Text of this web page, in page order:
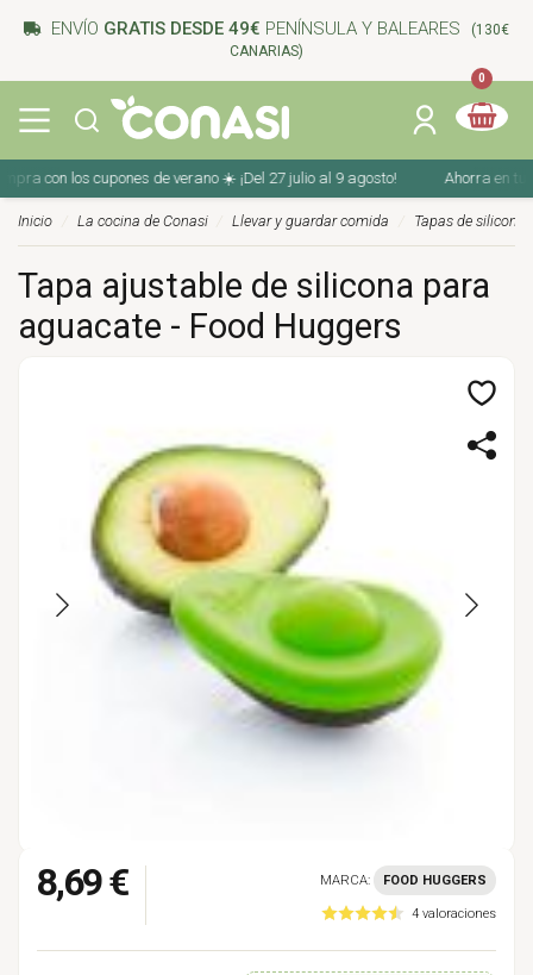
ENVÍO GRATIS DESDE 49€ PENÍNSULA Y BALEARES
(130€
CANARIAS)
0
con los cupones de verano ☀️ ¡Del 27 julio al 9 agosto! Ahorra en tu
Inicio La cocina de Conasi Llevar y guardar comida Tapas de silicona
Tapa ajustable de silicona para
aguacate - Food Huggers
8,69 € MARCA: FOOD HUGGERS
4 valoraciones